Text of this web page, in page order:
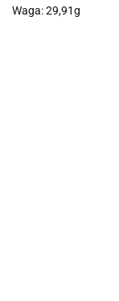
Waga: 29,91g